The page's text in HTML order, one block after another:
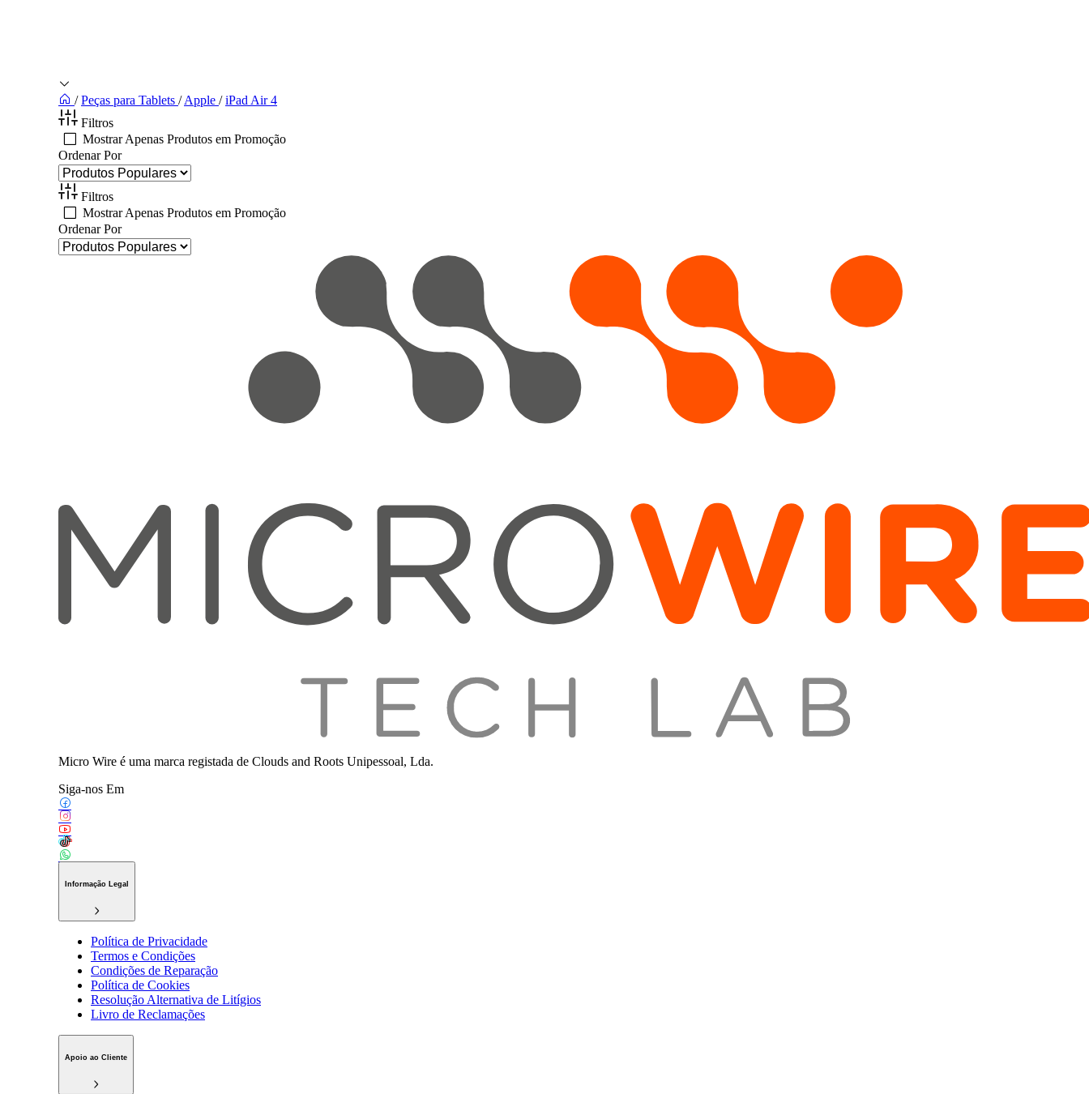
/ Peças para Tablets / Apple / iPad Air 4
Filtros
Mostrar Apenas Produtos em Promoção
Ordenar Por
Filtros
Mostrar Apenas Produtos em Promoção
Ordenar Por
Micro Wire é uma marca registada de Clouds and Roots Unipessoal, Lda.
Siga-nos Em
Informação Legal
Política de Privacidade
Termos e Condições
Condições de Reparação
Política de Cookies
Resolução Alternativa de Litígios
Livro de Reclamações
Apoio ao Cliente